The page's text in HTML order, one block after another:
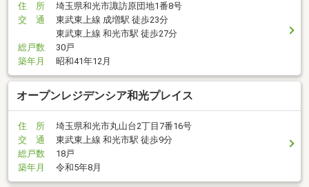
住 所
埼玉県和光市諏訪原団地1番8号
交 通
東武東上線 成増駅 徒歩23分
東武東上線 和光市駅 徒歩27分
総戸数
30戸
築年月
昭和41年12月
オープンレジデンシア和光プレイス
住 所
埼玉県和光市丸山台2丁目7番16号
交 通
東武東上線 和光市駅 徒歩9分
総戸数
18戸
築年月
令和5年8月